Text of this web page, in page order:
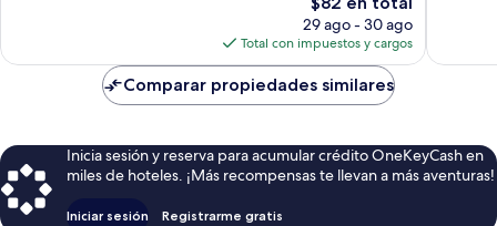
precio
actual
es
de
$82
29 ago - 30 ago
Total con impuestos y cargos
Comparar propiedades similares
Inicia sesión y reserva para acumular crédito OneKeyCash en
miles de hoteles. ¡Más recompensas te llevan a más aventuras!
Iniciar sesión Registrarme gratis